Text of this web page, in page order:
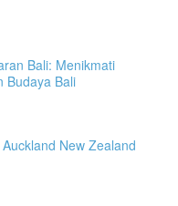
Bali: Menikmati
Budaya Bali
New Zealand